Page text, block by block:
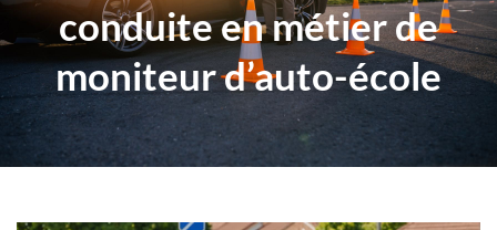
conduite en métier de
moniteur d’auto-école